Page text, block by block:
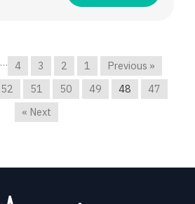
« Previous
1
2
3
4
…
47
48
49
50
51
52
Next »